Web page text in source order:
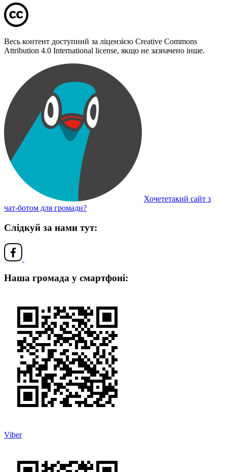
Весь контент доступний за ліцензією Creative Commons
Attribution 4.0 International license, якщо не зазначено інше.
Хочететакий сайт з
чат-ботом для громади?
Слідкуй за нами тут:
Наша громада у смартфоні:
Viber